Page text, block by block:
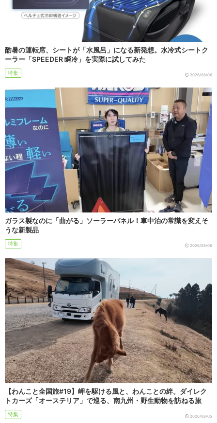
酷暑の運転席、シートが「水風呂」になる新発想。水冷式シートク
ーラー「SPEEDER 瞬冷」を実際に試してみた
特集 2026/08/06
ガラス製なのに「曲がる」ソーラーパネル！車中泊の常識を変えそ
うな新製品
特集 2026/08/06
【わんこと全国旅#19】岬を駆ける風と、わんことの絆。ダイレク
トカーズ「オーステリア」で巡る、南九州・野生動物を訪ねる旅
特集 2026/08/05